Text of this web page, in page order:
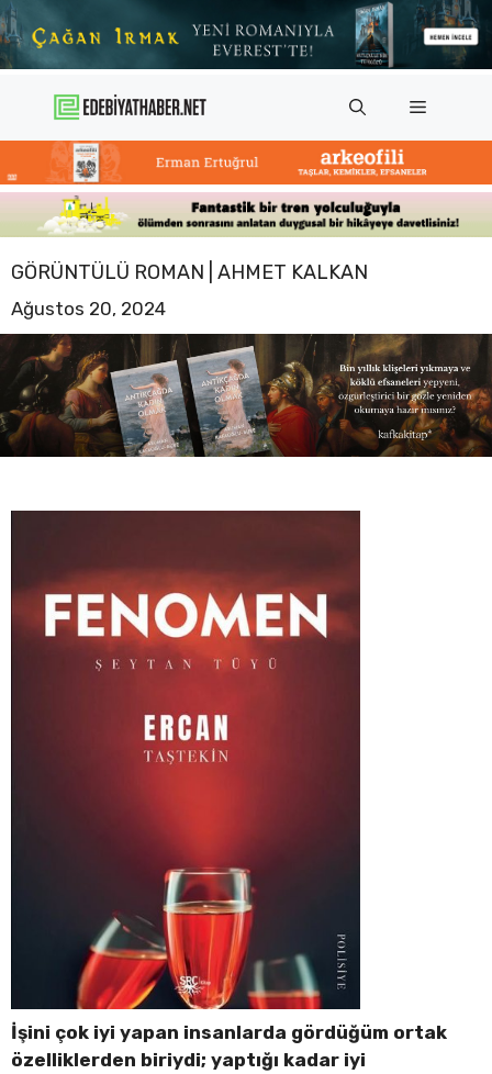
İçeriğe
atla
Menü
GÖRÜNTÜLÜ ROMAN | AHMET KALKAN
Ağustos 20, 2024
İşini çok iyi yapan insanlarda gördüğüm ortak
özelliklerden biriydi; yaptığı kadar iyi